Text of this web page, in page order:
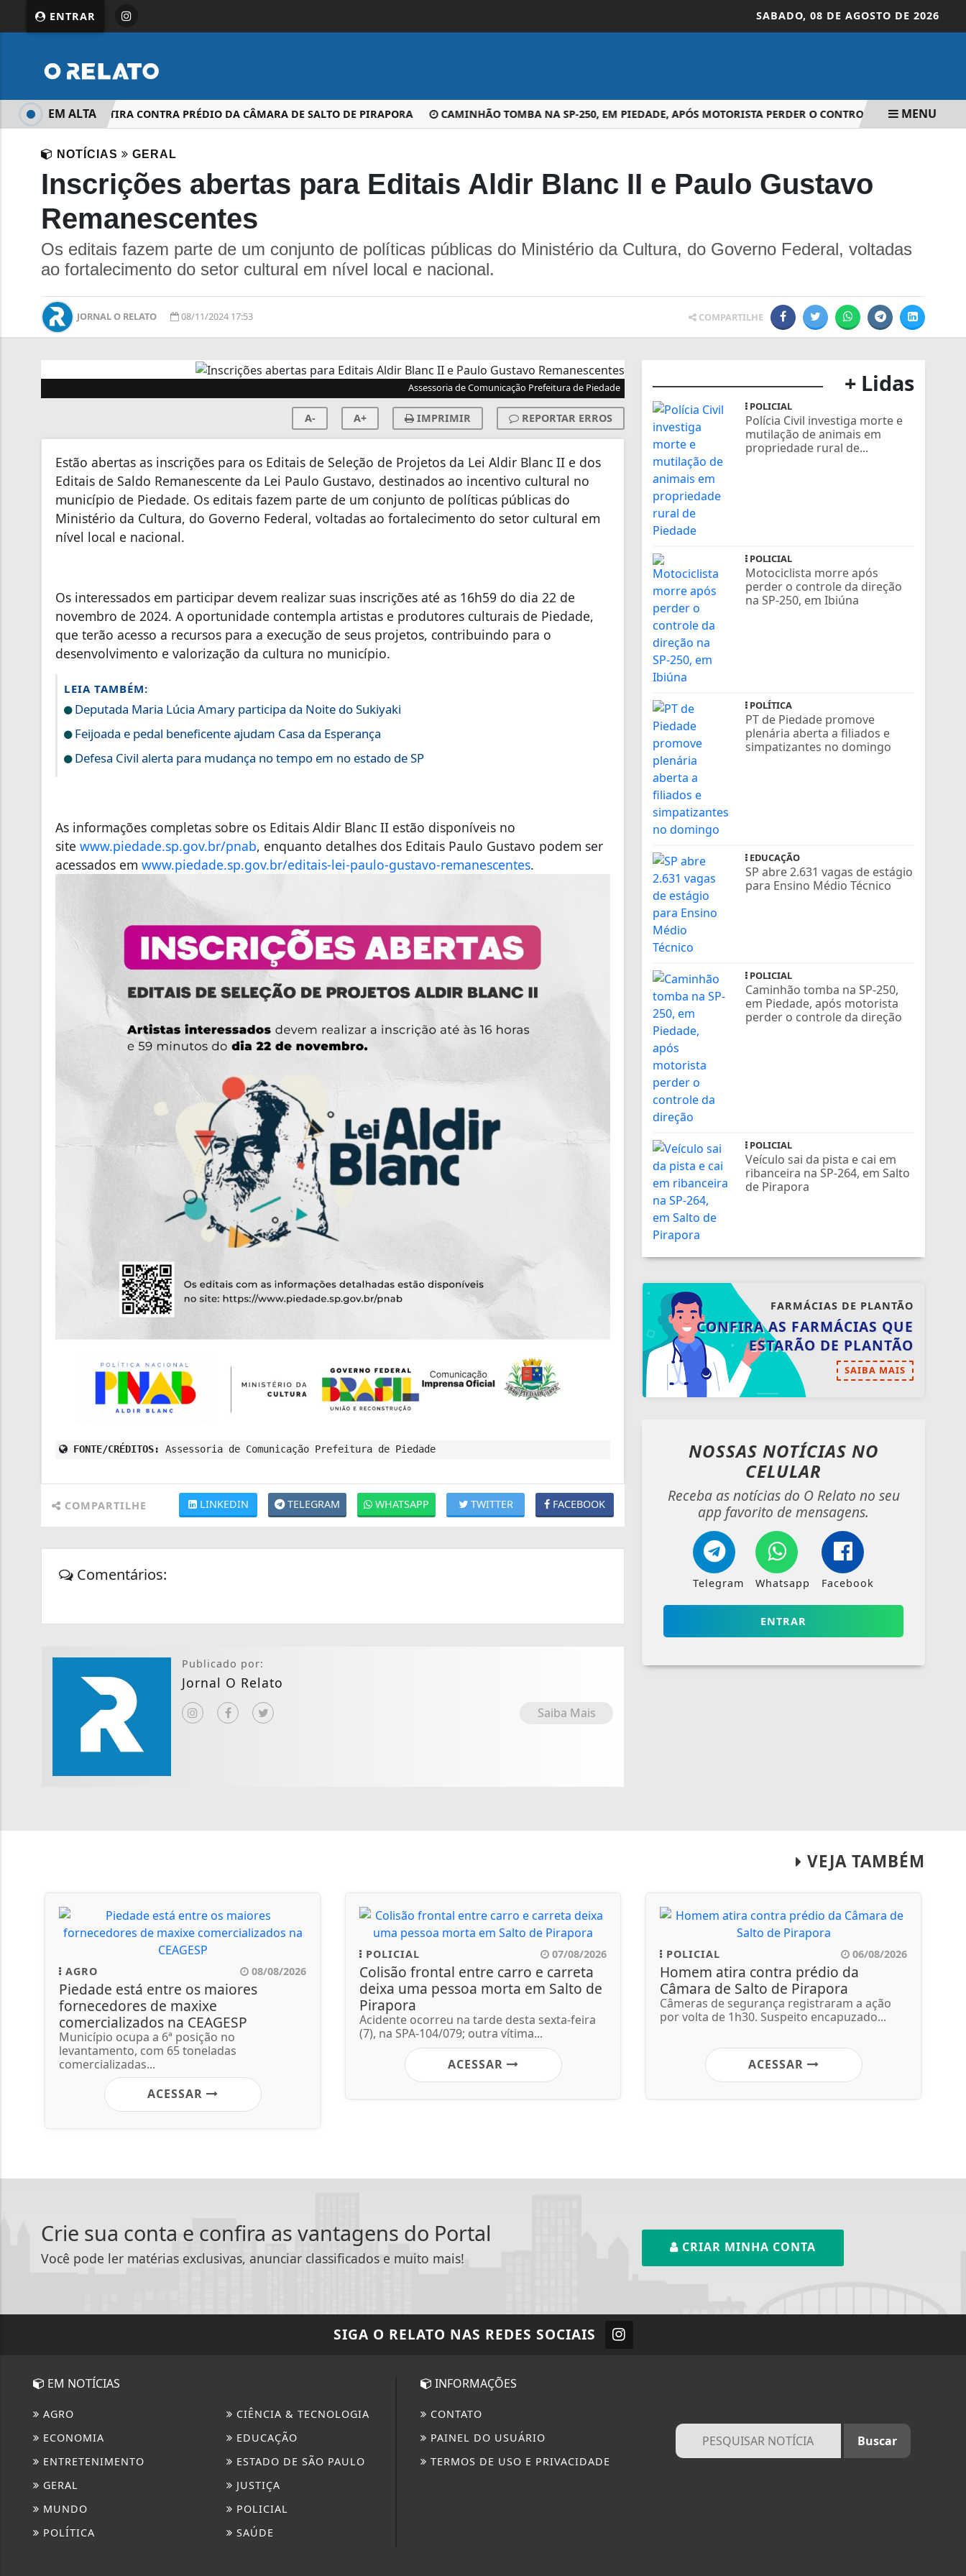
ENTRAR SABADO, 08 DE AGOSTO DE 2026
HOMEM ATIRA CONTRA PRÉDIO DA CÂMARA DE SALTO DE PIRAPORA CAMINHÃO TOMBA NA SP-250, EM PIEDADE, APÓS MOTORISTA PERDER O CONTROLE DA DIREÇÃO
EM ALTA MENU
NOTÍCIAS GERAL
Inscrições abertas para Editais Aldir Blanc II e Paulo Gustavo
Remanescentes
Os editais fazem parte de um conjunto de políticas públicas do Ministério da Cultura, do Governo Federal, voltadas
ao fortalecimento do setor cultural em nível local e nacional.
JORNAL O RELATO 08/11/2024 17:53 COMPARTILHE
Assessoria de Comunicação Prefeitura de Piedade
A- A+ IMPRIMIR REPORTAR ERROS
Estão abertas as inscrições para os Editais de Seleção de Projetos da Lei Aldir Blanc II e dos
Editais de Saldo Remanescente da Lei Paulo Gustavo, destinados ao incentivo cultural no
município de Piedade. Os editais fazem parte de um conjunto de políticas públicas do
Ministério da Cultura, do Governo Federal, voltadas ao fortalecimento do setor cultural em
nível local e nacional.
Os interessados em participar devem realizar suas inscrições até as 16h59 do dia 22 de
novembro de 2024. A oportunidade contempla artistas e produtores culturais de Piedade,
que terão acesso a recursos para a execução de seus projetos, contribuindo para o
desenvolvimento e valorização da cultura no município.
LEIA TAMBÉM:
Deputada Maria Lúcia Amary participa da Noite do Sukiyaki
Feijoada e pedal beneficente ajudam Casa da Esperança
Defesa Civil alerta para mudança no tempo em no estado de SP
As informações completas sobre os Editais Aldir Blanc II estão disponíveis no
site www.piedade.sp.gov.br/pnab, enquanto detalhes dos Editais Paulo Gustavo podem ser
acessados em www.piedade.sp.gov.br/editais-lei-paulo-gustavo-remanescentes.
FONTE/CRÉDITOS: Assessoria de Comunicação Prefeitura de Piedade
COMPARTILHE FACEBOOK
TWITTER
WHATSAPP
TELEGRAM
LINKEDIN
Comentários:
Publicado por:
Jornal O Relato
Saiba Mais
+ Lidas
POLICIAL
Polícia Civil investiga morte e
mutilação de animais em
propriedade rural de...
POLICIAL
Motociclista morre após
perder o controle da direção
na SP-250, em Ibiúna
POLÍTICA
PT de Piedade promove
plenária aberta a filiados e
simpatizantes no domingo
EDUCAÇÃO
SP abre 2.631 vagas de estágio
para Ensino Médio Técnico
POLICIAL
Caminhão tomba na SP-250,
em Piedade, após motorista
perder o controle da direção
POLICIAL
Veículo sai da pista e cai em
ribanceira na SP-264, em Salto
de Pirapora
FARMÁCIAS DE PLANTÃO
CONFIRA AS FARMÁCIAS QUE
ESTARÃO DE PLANTÃO
SAIBA MAIS
NOSSAS NOTÍCIAS NO
CELULAR
Receba as notícias do O Relato no seu
app favorito de mensagens.
Telegram Whatsapp Facebook
ENTRAR
VEJA TAMBÉM
AGRO 08/08/2026
Piedade está entre os maiores
fornecedores de maxixe
comercializados na CEAGESP
Município ocupa a 6ª posição no
levantamento, com 65 toneladas
comercializadas...
ACESSAR
POLICIAL 07/08/2026
Colisão frontal entre carro e carreta
deixa uma pessoa morta em Salto de
Pirapora
Acidente ocorreu na tarde desta sexta-feira
(7), na SPA-104/079; outra vítima...
ACESSAR
POLICIAL 06/08/2026
Homem atira contra prédio da
Câmara de Salto de Pirapora
Câmeras de segurança registraram a ação
por volta de 1h30. Suspeito encapuzado...
ACESSAR
Crie sua conta e confira as vantagens do Portal
Você pode ler matérias exclusivas, anunciar classificados e muito mais!
CRIAR MINHA CONTA
SIGA O RELATO NAS REDES SOCIAIS
EM NOTÍCIAS
AGRO
CIÊNCIA & TECNOLOGIA
ECONOMIA
EDUCAÇÃO
ENTRETENIMENTO
ESTADO DE SÃO PAULO
GERAL
JUSTIÇA
MUNDO
POLICIAL
POLÍTICA
SAÚDE
INFORMAÇÕES
CONTATO
PAINEL DO USUÁRIO
TERMOS DE USO E PRIVACIDADE